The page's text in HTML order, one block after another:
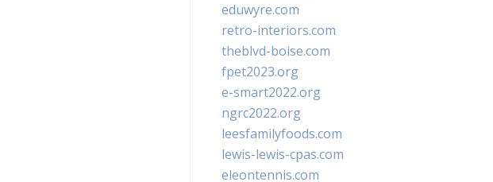
eduwyre.com
retro-interiors.com
theblvd-boise.com
fpet2023.org
e-smart2022.org
ngrc2022.org
leesfamilyfoods.com
lewis-lewis-cpas.com
eleontennis.com